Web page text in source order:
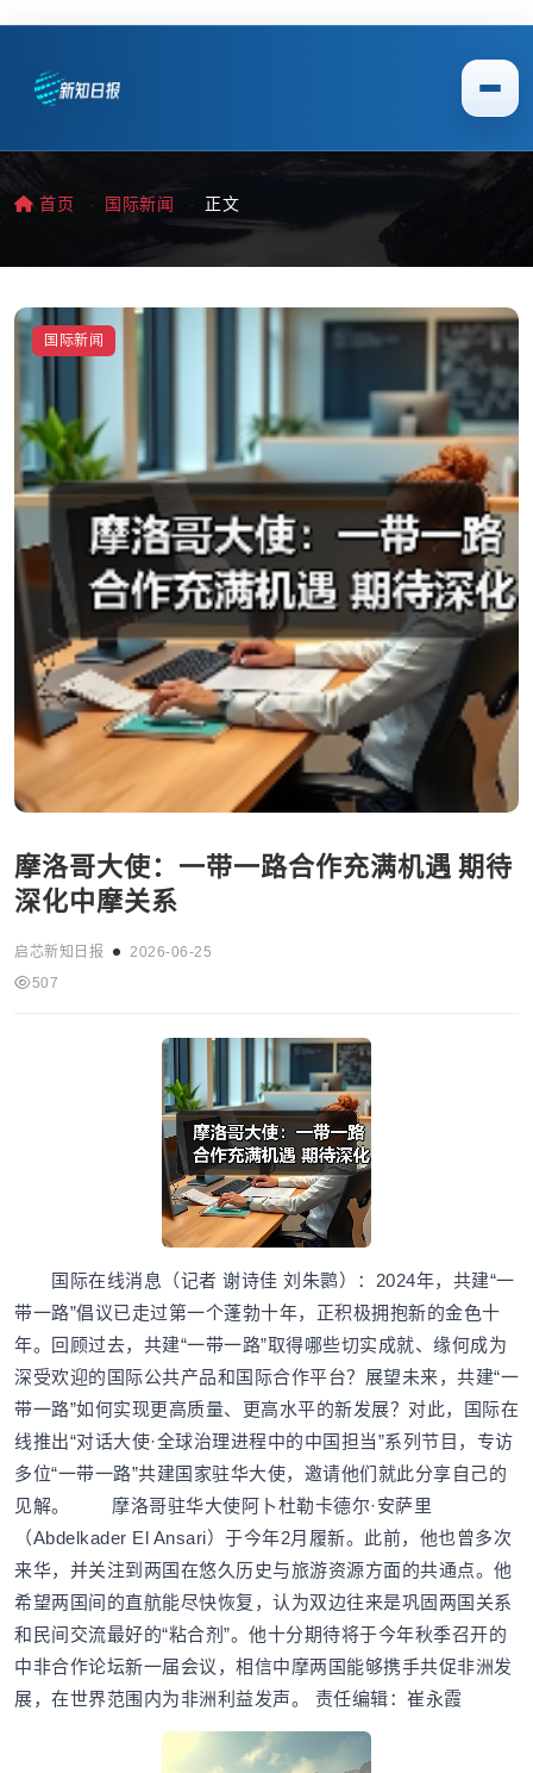
首页 国际新闻 正文
国际新闻
摩洛哥大使：一带一路合作充满机遇 期待
深化中摩关系
启芯新知日报
2026-06-25
507
国际在线消息（记者 谢诗佳 刘朱鹮）：2024年，共建“一
带一路”倡议已走过第一个蓬勃十年，正积极拥抱新的金色十
年。回顾过去，共建“一带一路”取得哪些切实成就、缘何成为
深受欢迎的国际公共产品和国际合作平台？展望未来，共建“一
带一路”如何实现更高质量、更高水平的新发展？对此，国际在
线推出“对话大使·全球治理进程中的中国担当”系列节目，专访
多位“一带一路”共建国家驻华大使，邀请他们就此分享自己的
见解。 摩洛哥驻华大使阿卜杜勒卡德尔·安萨里
（Abdelkader El Ansari）于今年2月履新。此前，他也曾多次
来华，并关注到两国在悠久历史与旅游资源方面的共通点。他
希望两国间的直航能尽快恢复，认为双边往来是巩固两国关系
和民间交流最好的“粘合剂”。他十分期待将于今年秋季召开的
中非合作论坛新一届会议，相信中摩两国能够携手共促非洲发
展，在世界范围内为非洲利益发声。 责任编辑：崔永霞